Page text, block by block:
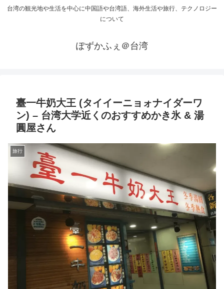
台湾の観光地や生活を中心に中国語や台湾語、海外生活や旅行、テクノロジー
について
ぽずかふぇ＠台湾
臺一牛奶大王 (タイイーニョォナイダーワ
ン) – 台湾大学近くのおすすめかき氷 & 湯
圓屋さん
旅行